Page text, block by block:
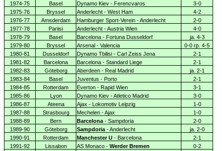
1974-75
Basel Dynamo Kiev - Ferencvaros
3-0
1975-76
Bryssel Anderlecht - West Ham
4-2
1976-77
Amsderdam Hamburger Sport-Verein - Anderlecht
2-0
1977-78
Pariisi Anderlecht - Austria Wien
4-0
1978-79
Basel Barcelona - Fortuna Dusseldorf
ja. 4-3
1979-80
Bryssel Arsenal - Valencia
0-0 rp. 4-5
1980-81
Dusseldorf Dynamo Tbilisi - Carl Zeiss Jena
2-1
1981-82
Barcelona Barcelona - Standard Liege
2-1
1982-83
Göteborg Aberdeen - Real Madrid
ja. 2-1
1983-84
Basel Juventus - Porto
2-1
1984-85
Rotterdam Everton - Rapid Wien
3-1
1985-86
Lyon Dynamo Kiev - Atletico Madrid
3-0
1986-87
Ateena Ajax - Lokomotiv Leipzig
1-0
1987-88
Strasbourg Mechelen - Ajax
1-0
1988-89
Bern Barcelona - Sampdoria
2-0
1989-90
Göteborg Sampdoria - Anderlecht
ja. 2-0
1990-91
Rotterdam Manchester U - Barcelona
2-1
1991-92
Lissabon AS Monaco - Werder Bremen
0-2